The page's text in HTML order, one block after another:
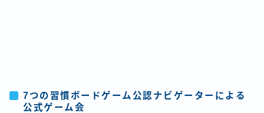
7つの習慣ボードゲーム公認ナビゲーターによる
公式ゲーム会